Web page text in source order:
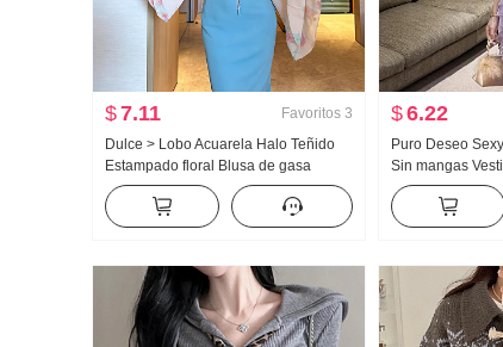
$7.11 Favoritos 3
Dulce > Lobo Acuarela Halo Teñido
Estampado floral Blusa de gasa
Cuadrado Mujer Collar Diseño
Sentido Adelgazante Lucha Toma
Camisa pequeña Top
$6.22
Puro Deseo
Sin mangas
Talle alto
Adelgazante